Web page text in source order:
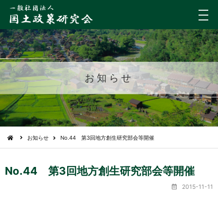
メ
ニ
ュ
ー
お知らせ
お知らせ No.44 第3回地方創生研究部会等開催
No.44 第3回地方創生研究部会等開催
2015-11-11